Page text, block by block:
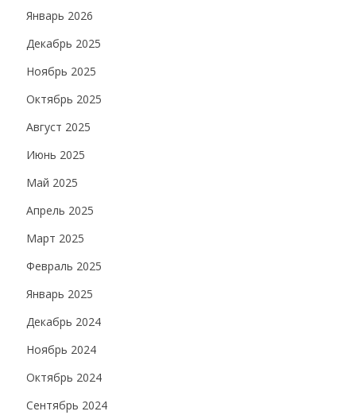
Январь 2026
Декабрь 2025
Ноябрь 2025
Октябрь 2025
Август 2025
Июнь 2025
Май 2025
Апрель 2025
Март 2025
Февраль 2025
Январь 2025
Декабрь 2024
Ноябрь 2024
Октябрь 2024
Сентябрь 2024